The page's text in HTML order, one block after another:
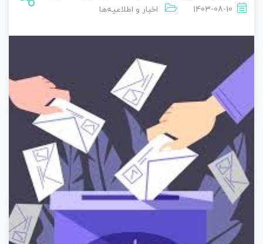
1403-08-10 اخبار و اطلاعیه‌ها